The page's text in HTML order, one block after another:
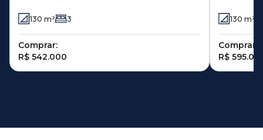
130 m² 3
Comprar:
R$ 542.000
130 m²
Comprar:
R$